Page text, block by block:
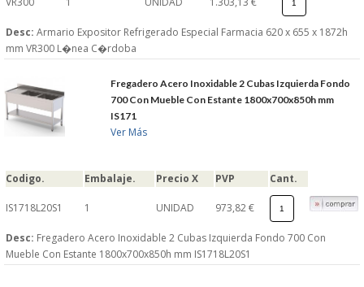
Desc: Armario Expositor Refrigerado Especial Farmacia 620 x 655 x 1872h
mm VR300 L�nea C�rdoba
Fregadero Acero Inoxidable 2 Cubas Izquierda Fondo
700 Con Mueble Con Estante 1800x700x850h mm
IS171
Ver Más
Codigo. Embalaje. Precio X PVP Cant.
IS1718L20S1 1 UNIDAD 973,82 €
Desc: Fregadero Acero Inoxidable 2 Cubas Izquierda Fondo 700 Con
Mueble Con Estante 1800x700x850h mm IS1718L20S1